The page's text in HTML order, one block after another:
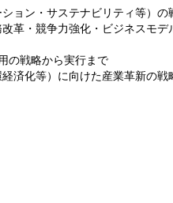
ョン・サステナビリティ等）
革・競争力強化・ビジネスモデ
の戦略から実行まで
済化等）に向けた産業革新の戦